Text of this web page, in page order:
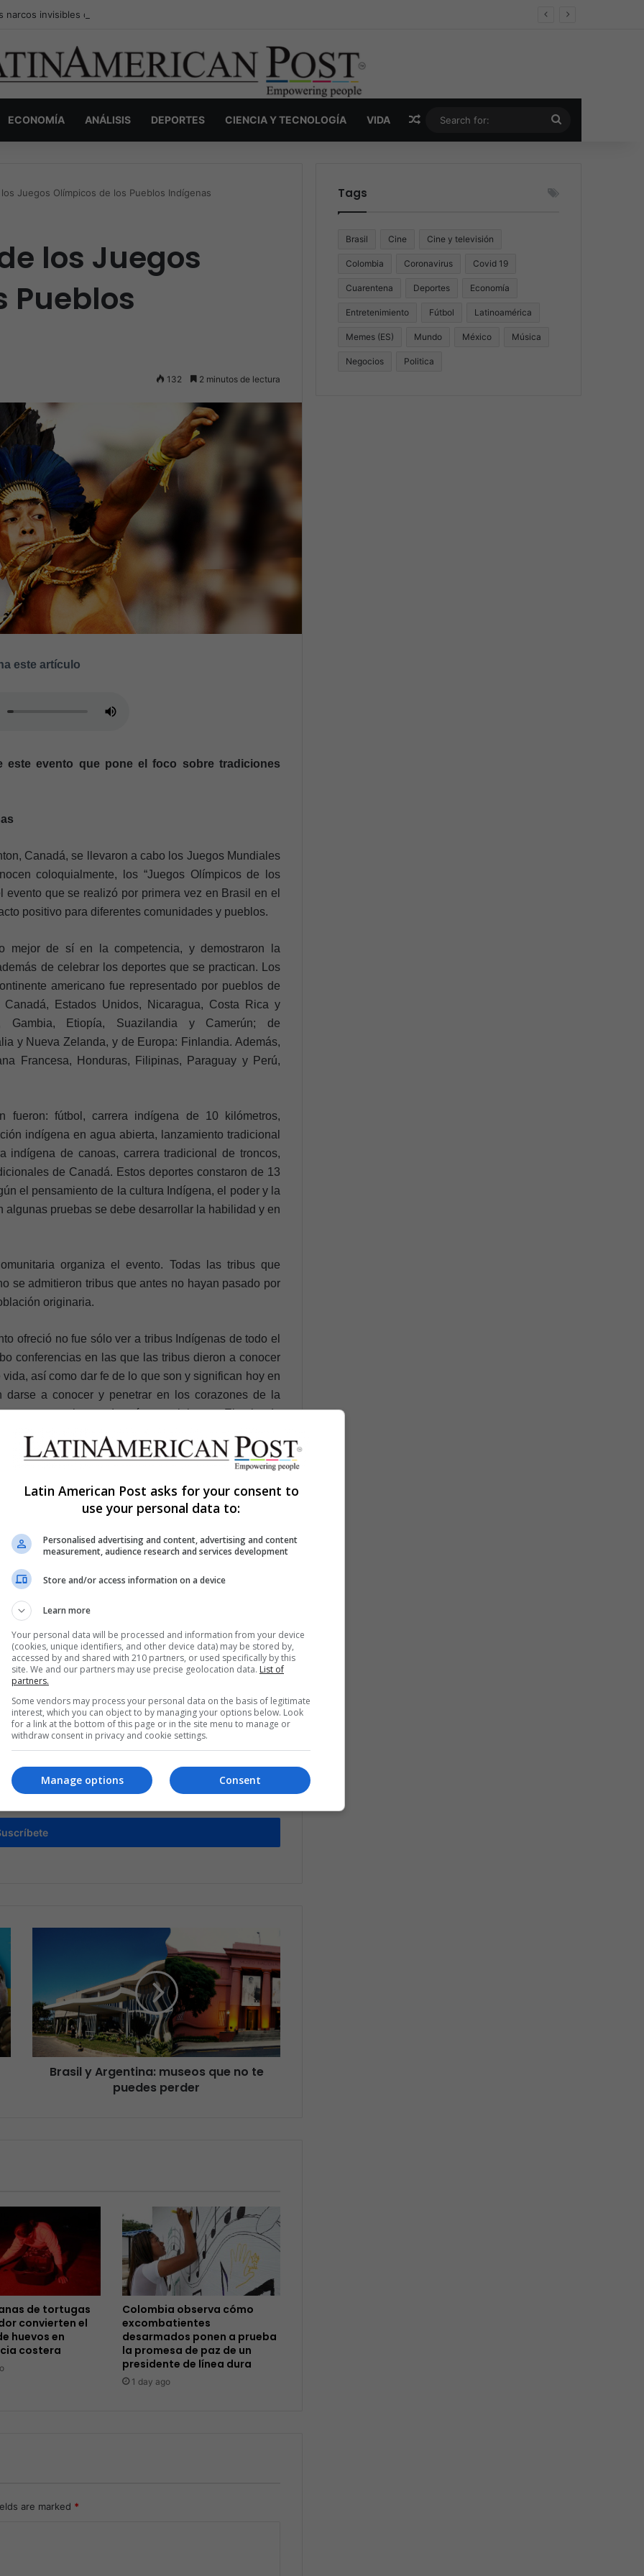
narcos invisibles de Colombia: la guerra secreta por la verdad, el poder y la nueva economía de la droga
ECONOMÍA ANÁLISIS DEPORTES CIENCIA Y TECNOLOGÍA VIDA Random Article
for:
Juegos Olímpicos de los Pueblos Indígenas
los Juegos
Pueblos
132 2 minutos de lectura
este artículo
evento que pone el foco sobre tradiciones
Canadá, se llevaron a cabo los Juegos Mundiales
coloquialmente, los “Juegos Olímpicos de los
que se realizó por primera vez en Brasil en el
positivo para diferentes comunidades y pueblos.
de sí en la competencia, y demostraron la
de celebrar los deportes que se practican. Los
americano fue representado por pueblos de
Estados Unidos, Nicaragua, Costa Rica y
Gambia, Etiopía, Suazilandia y Camerún; de
y Nueva Zelanda, y de Europa: Finlandia. Además,
Francesa, Honduras, Filipinas, Paraguay y Perú,
fueron: fútbol, carrera indígena de 10 kilómetros,
indígena en agua abierta, lanzamiento tradicional
indígena de canoas, carrera tradicional de troncos,
de Canadá. Estos deportes constaron de 13
el pensamiento de la cultura Indígena, el poder y la
pruebas se debe desarrollar la habilidad y en
organiza el evento. Todas las tribus que
se admitieron tribus que antes no hayan pasado por
originaria.
ofreció no fue sólo ver a tribus Indígenas de todo el
conferencias en las que las tribus dieron a conocer
así como dar fe de lo que son y significan hoy en
a conocer y penetrar en los corazones de la
consecuencias perdurarán por el tiempo. El valor de
a expresiones culturales diferentes de todo
Compartir por correo electrónico Print
lista de correos
que está pasando en Latinoamérica
Brasil y Argentina: museos que no te
puedes perder
de tortugas
convierten el
huevos en
costera
Colombia observa cómo
excombatientes
desarmados ponen a prueba
la promesa de paz de un
presidente de línea dura
1 day ago
are marked *
Tags
Brasil Cine Cine y televisión
Colombia Coronavirus Covid 19
Cuarentena Deportes Economía
Entretenimiento Fútbol Latinoamérica
Memes (ES) Mundo México Música
Negocios Politica
Latin American Post asks for your consent to
use your personal data to:
Personalised advertising and content, advertising and content
measurement, audience research and services development
Store and/or access information on a device
Learn more
Your personal data will be processed and information from your device
(cookies, unique identifiers, and other device data) may be stored by,
accessed by and shared with 210 partners, or used specifically by this
site. We and our partners may use precise geolocation data. List of
partners.
Some vendors may process your personal data on the basis of legitimate
interest, which you can object to by managing your options below. Look
for a link at the bottom of this page or in the site menu to manage or
withdraw consent in privacy and cookie settings.
Consent
Manage options